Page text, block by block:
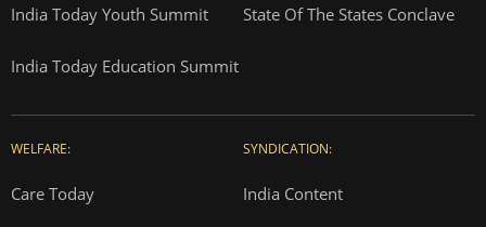
India Today Youth Summit State Of The States Conclave
India Today Education Summit
WELFARE:
Care Today
SYNDICATION:
India Content